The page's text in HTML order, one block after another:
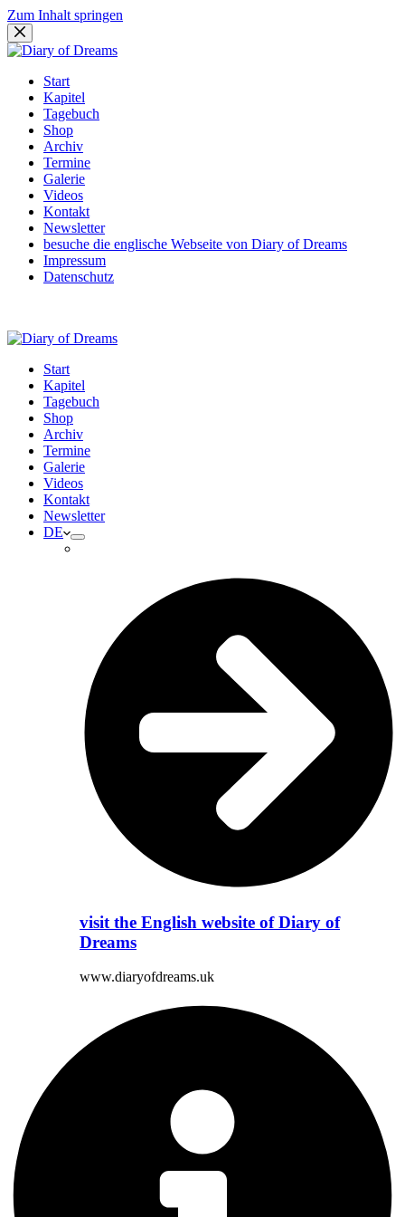
Zum Inhalt springen
Start
Kapitel
Tagebuch
Shop
Archiv
Termine
Galerie
Videos
Kontakt
Newsletter
besuche die englische Webseite von Diary of Dreams
Impressum
Datenschutz
Start
Kapitel
Tagebuch
Shop
Archiv
Termine
Galerie
Videos
Kontakt
Newsletter
DE
visit the English website of Diary of
Dreams
www.diaryofdreams.uk